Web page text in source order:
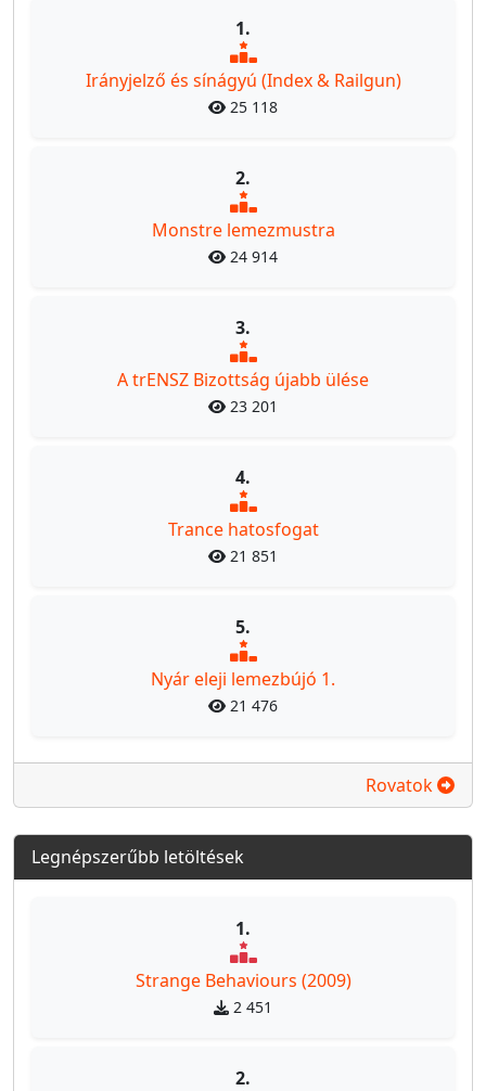
1.
Irányjelző és sínágyú (Index & Railgun)
25 118
2.
Monstre lemezmustra
24 914
3.
A trENSZ Bizottság újabb ülése
23 201
4.
Trance hatosfogat
21 851
5.
Nyár eleji lemezbújó 1.
21 476
Rovatok
Legnépszerűbb letöltések
1.
Strange Behaviours (2009)
2 451
2.